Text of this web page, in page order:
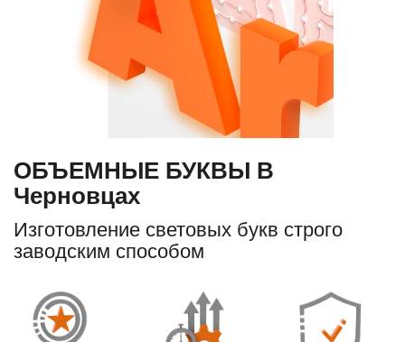
ОБЪЕМНЫЕ БУКВЫ В
Черновцах
Изготовление световых букв строго
заводским способом